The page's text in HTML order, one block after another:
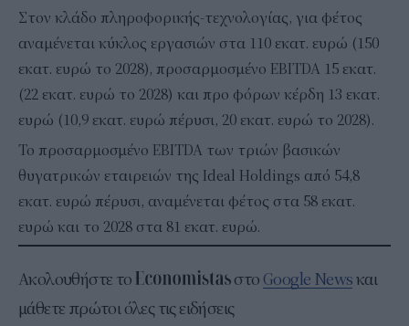
Στον κλάδο πληροφορικής-τεχνολογίας, για φέτος
αναμένεται κύκλος εργασιών στα 110 εκατ. ευρώ (150
εκατ. ευρώ το 2028), προσαρμοσμένο EBITDA 15 εκατ.
(22 εκατ. ευρώ το 2028) και προ φόρων κέρδη 13 εκατ.
ευρώ (10,9 εκατ. ευρώ πέρυσι, 20 εκατ. ευρώ το 2028).
Το προσαρμοσμένο EBITDA των τριών βασικών
θυγατρικών εταιρειών της Ideal Holdings από 54,8
εκατ. ευρώ πέρυσι, αναμένεται φέτος στα 58 εκατ.
ευρώ και το 2028 στα 81 εκατ. ευρώ.
Ακολουθήστε το στο Google Newsκαι
μάθετε πρώτοι όλες τις ειδήσεις